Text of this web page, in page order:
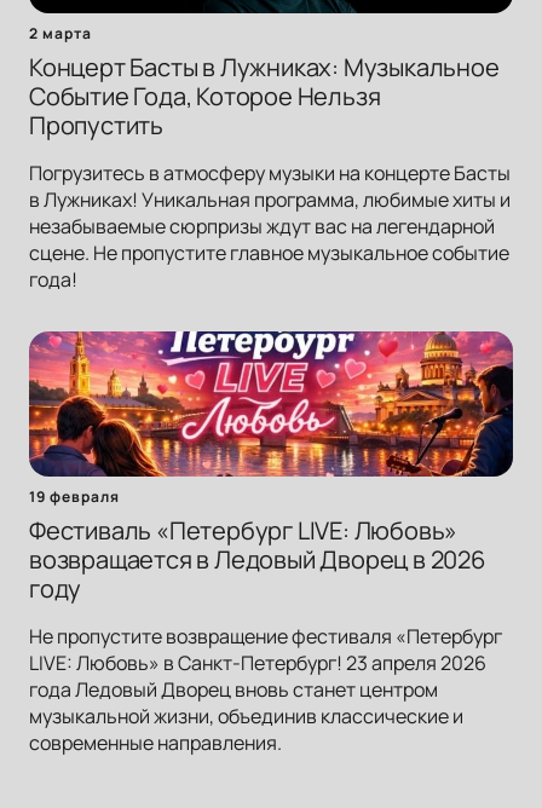
2 марта
Концерт Басты в Лужниках: Музыкальное
Событие Года, Которое Нельзя
Пропустить
Погрузитесь в атмосферу музыки на концерте Басты
в Лужниках! Уникальная программа, любимые хиты и
незабываемые сюрпризы ждут вас на легендарной
сцене. Не пропустите главное музыкальное событие
года!
19 февраля
Фестиваль «Петербург LIVE: Любовь»
возвращается в Ледовый Дворец в 2026
году
Не пропустите возвращение фестиваля «Петербург
LIVE: Любовь» в Санкт-Петербург! 23 апреля 2026
года Ледовый Дворец вновь станет центром
музыкальной жизни, объединив классические и
современные направления.